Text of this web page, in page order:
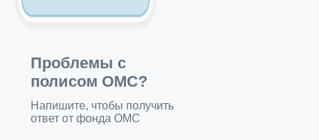
Проблемы с
полисом ОМС?
Напишите, чтобы получить
ответ от фонда ОМС